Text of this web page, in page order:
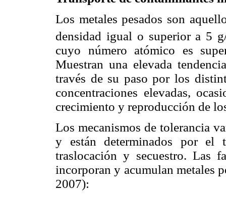
Los metales pesados son
densidad igual o superior a 5
cuyo número atómico es
Muestran una elevada
través de su paso por los
concentraciones elevadas,
crecimiento y reproducción de
Los mecanismos de tolerancia
y están determinados por el
traslocación y secuestro. Las
incorporan y acumulan metales
2007):